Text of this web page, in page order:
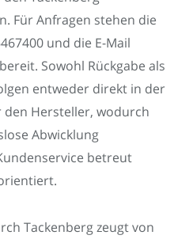
Für Anfragen stehen die
und die E-Mail
Sowohl Rückgabe als
entweder direkt in der
Hersteller, wodurch
Abwicklung
betreut
Tackenberg zeugt von